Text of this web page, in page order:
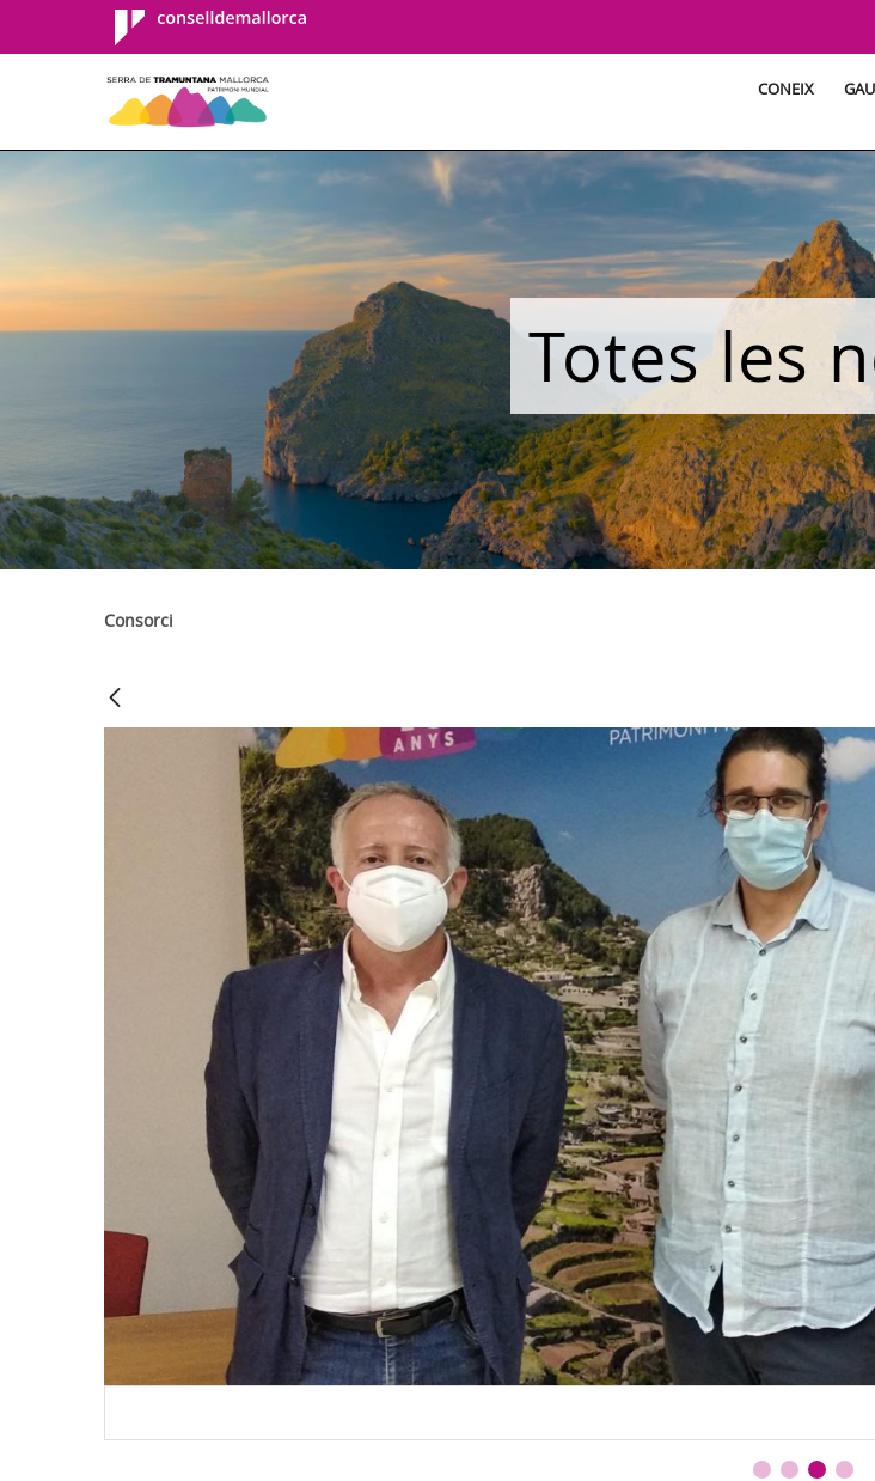
Consell de
Mallorca
CONEIX
Totes les
Consorci